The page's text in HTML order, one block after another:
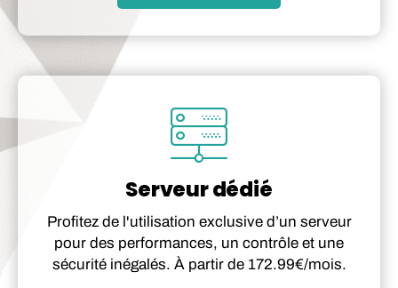
Serveur dédié
Profitez de l'utilisation exclusive d’un serveur
pour des performances, un contrôle et une
sécurité inégalés. À partir de 172.99€/mois.